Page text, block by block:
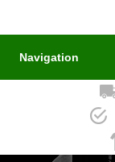
Navigation